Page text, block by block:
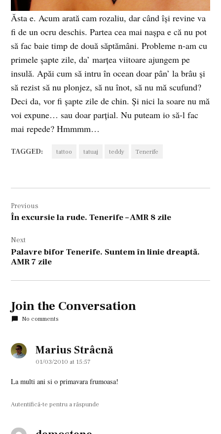
Ăsta e. Acum arată cam rozaliu, dar când îşi revine va
fi de un ocru deschis. Partea cea mai naşpa e că nu pot
să fac baie timp de două săptămâni. Probleme n-am cu
primele şapte zile, da’ marţea viitoare ajungem pe
insulă. Apăi cum să intru în ocean doar pân’ la brâu şi
să rezist să nu plonjez, să nu înot, să nu mă scufund?
Deci da, vor fi şapte zile de chin. Şi nici la soare nu mă
voi expune… sau doar parţial. Nu puteam io să-l fac
mai repede? Hmmmm…
TAGGED: tattoo tatuaj teddy Tenerife
în
articole
Previous
În excursie la rude. Tenerife – AMR 8 zile
Next
Palavre bifor Tenerife. Suntem în linie dreaptă.
AMR 7 zile
Join the Conversation
No comments
Marius Strâcnăsays:
01/03/2010 at 15:57
La multi ani si o primavara frumoasa!
Autentifică-te pentru a răspunde